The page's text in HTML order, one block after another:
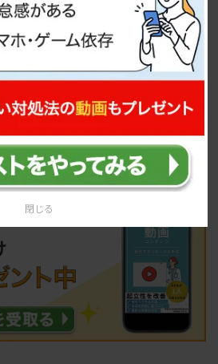
閉じる
執、部活動で経験する上下関
トなど、ストレスの原因となる
りません。
関係は親御さんからは見えに
、子供が友人関係で悩んでい
す。